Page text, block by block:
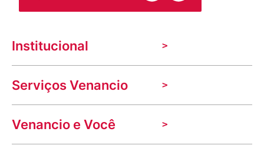
Institucional
A Venancio
Trabalhe Conosco
Nossas lojas
Indique seu imóvel
Serviços Venancio
Troca e devolução
Mecânica de promoções
Dúvidas frequentes
Venancio e Você
VClube - Programa de fidelidade